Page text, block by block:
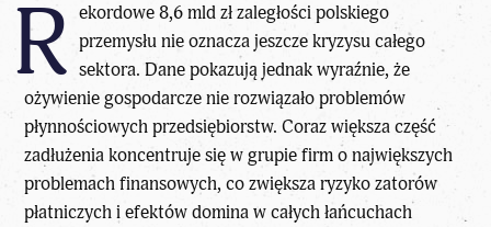
R ekordowe 8,6 mld zł zaległości polskiego
przemysłu nie oznacza jeszcze kryzysu całego
sektora. Dane pokazują jednak wyraźnie, że
ożywienie gospodarcze nie rozwiązało problemów
płynnościowych przedsiębiorstw. Coraz większa część
zadłużenia koncentruje się w grupie firm o największych
problemach finansowych, co zwiększa ryzyko zatorów
płatniczych i efektów domina w całych łańcuchach